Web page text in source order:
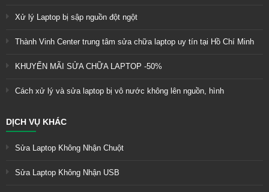
Xử lý Laptop bị sập nguồn đột ngột
Thành Vinh Center trung tâm sửa chữa laptop uy tín tại Hồ Chí Minh
KHUYẾN MÃI SỬA CHỮA LAPTOP -50%
Cách xử lý và sửa laptop bị vô nước không lên nguồn, hình
DỊCH VỤ KHÁC
Sửa Laptop Không Nhận Chuột
Sửa Laptop Không Nhận USB